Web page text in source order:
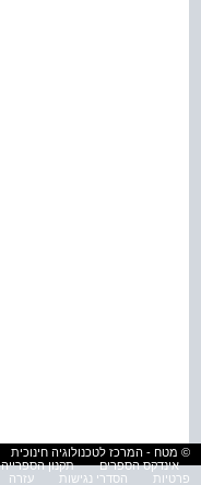
© מטח - המרכז לטכנולוגיה חינוכית
אינדקס הספרים
תקנון הספרייה
פרטיות
הסדרי נגישות עזרה